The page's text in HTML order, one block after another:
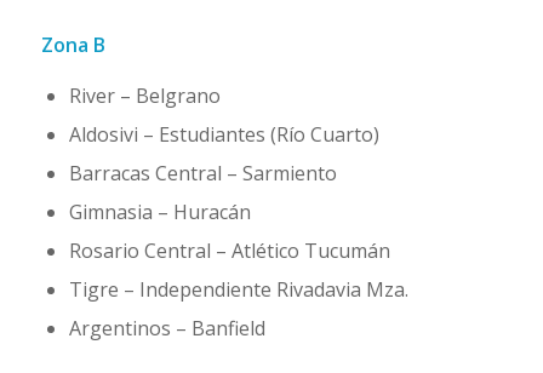
Zona B
River – Belgrano
Aldosivi – Estudiantes (Río Cuarto)
Barracas Central – Sarmiento
Gimnasia – Huracán
Rosario Central – Atlético Tucumán
Tigre – Independiente Rivadavia Mza.
Argentinos – Banfield